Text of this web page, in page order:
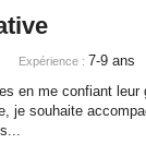
Expérience : 7-9 ans
en me confiant
je souhaite